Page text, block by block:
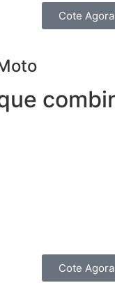
Cote Agora
Cote Agora